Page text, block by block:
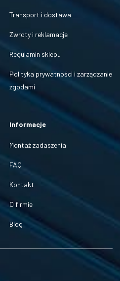
Transport i dostawa
Zwroty i reklamacje
Regulamin sklepu
Polityka prywatności i zarządzanie
zgodami
Informacje
Montaż zadaszenia
FAQ
Kontakt
O firmie
Blog